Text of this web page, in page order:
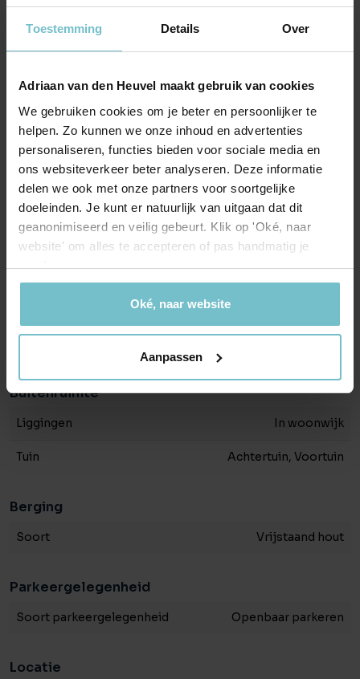
Toestemming Details Over
Adriaan van den Heuvel maakt gebruik van cookies
We gebruiken cookies om je beter en persoonlijker te
helpen. Zo kunnen we onze inhoud en advertenties
personaliseren, functies bieden voor sociale media en
ons websiteverkeer beter analyseren. Deze informatie
delen we ook met onze partners voor soortgelijke
doeleinden. Je kunt er natuurlijk van uitgaan dat dit
geanonimiseerd en veilig gebeurt. Klik op 'Oké, naar
website' om alles te accepteren of pas handmatig je
voorkeuren aan.
Oké, naar website
Aanpassen
Aantal woonlagen
Energie
Energielabel
Isolatie Volledig geisoleerd
Verwarming Warmtepomp
Kadastrale gegevens
Buitenruimte
Liggingen In woonwijk
Tuin Achtertuin, Voortuin
Berging
Soort Vrijstaand hout
Parkeergelegenheid
Soort parkeergelegenheid Openbaar parkeren
Locatie